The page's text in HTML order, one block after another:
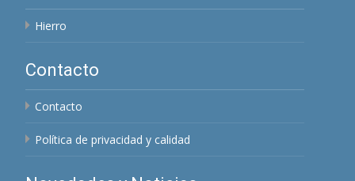
Hierro
Contacto
Contacto
Política de privacidad y calidad